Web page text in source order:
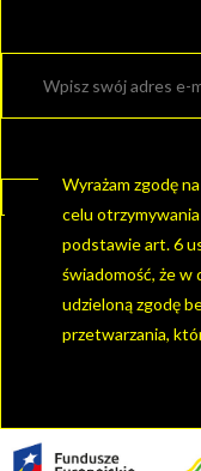
Wyrażam zgodę
celu
podstawie art. 6
świadomość, że w
udzieloną zgodę
przetwarzania,